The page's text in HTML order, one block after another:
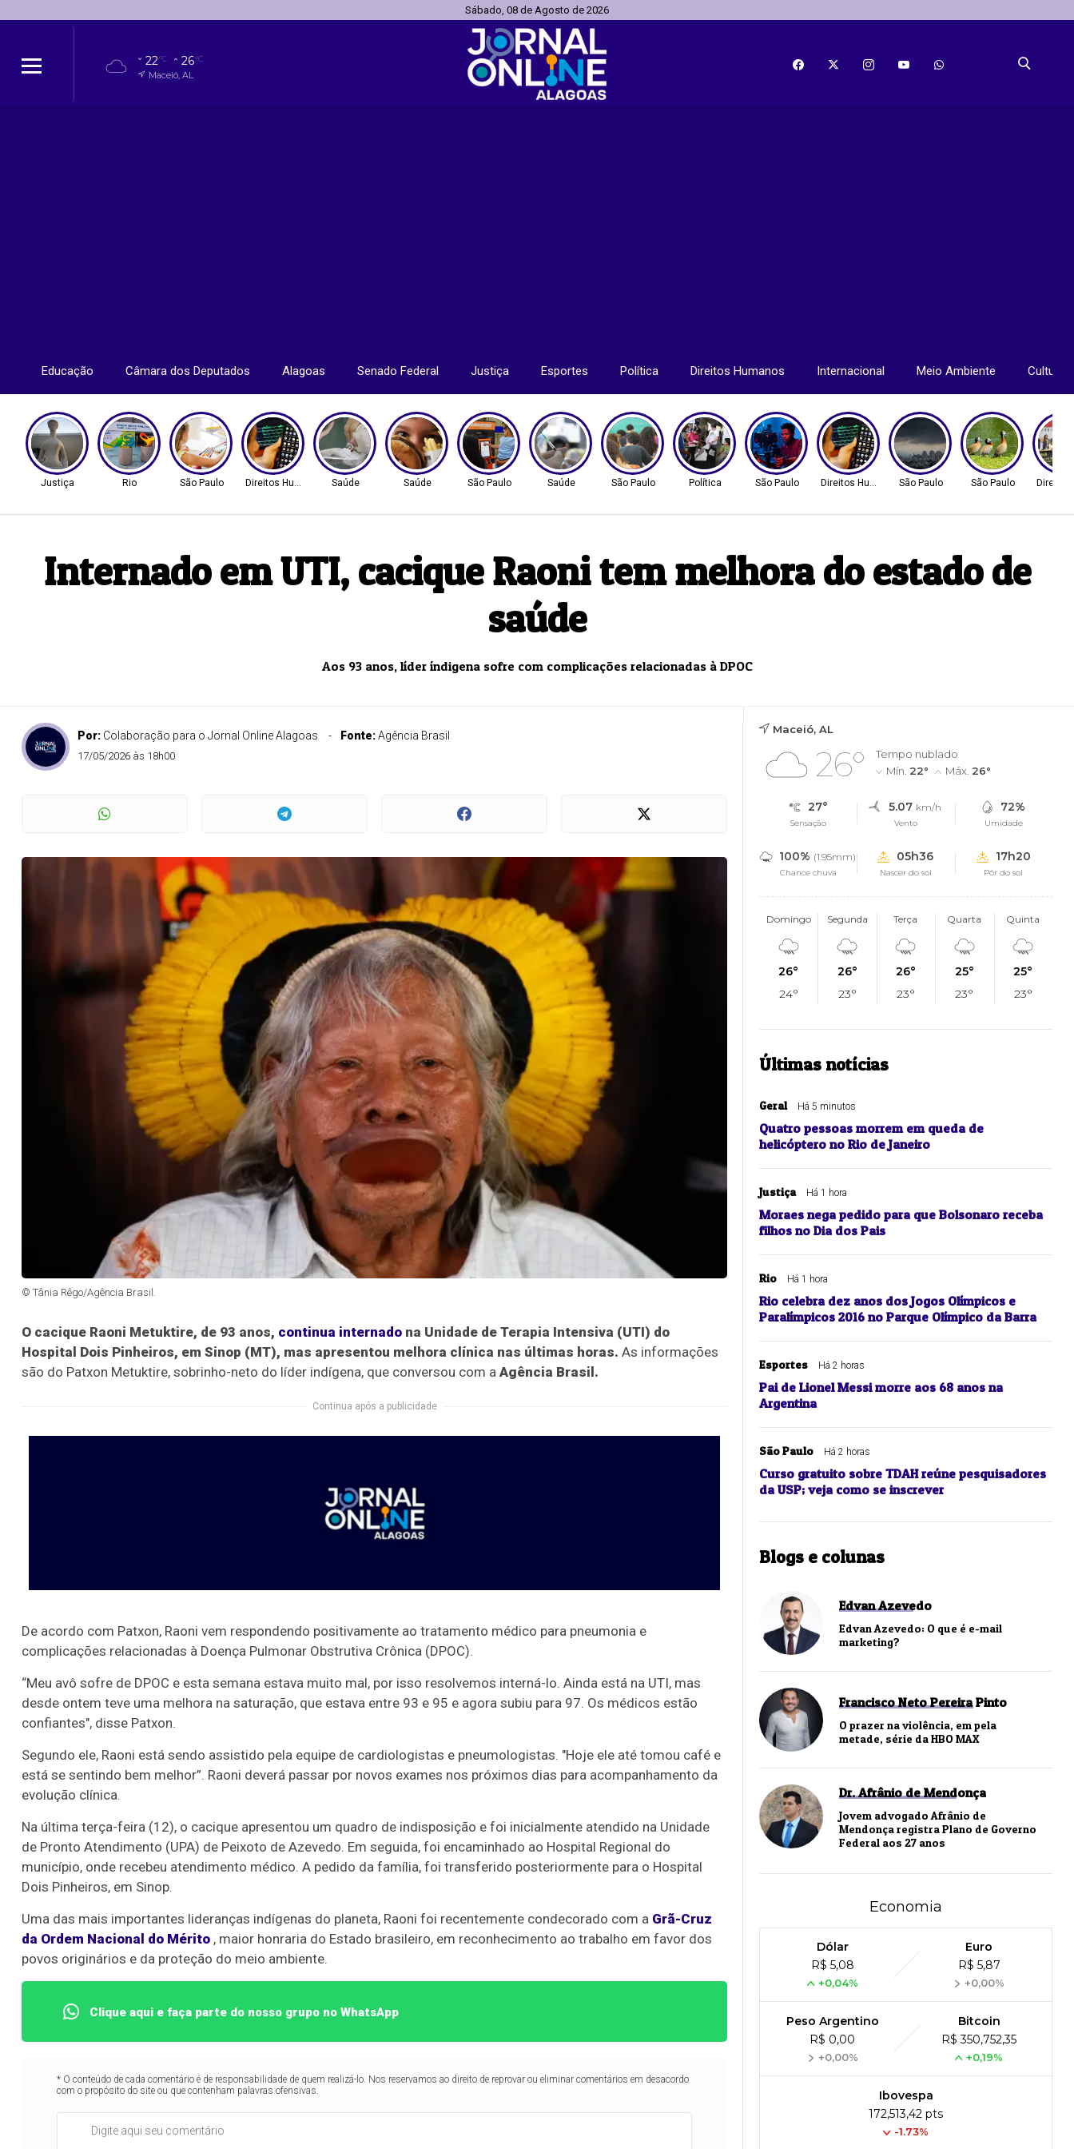
Sábado, 08 de Agosto de 2026
22°C 26°C
Maceió, AL
Educação Câmara dos Deputados Alagoas Senado Federal Justiça Esportes Política Direitos Humanos Internacional Meio Ambiente Cultura
Justiça Rio São Paulo Direitos Humanos Saúde Saúde São Paulo Saúde São Paulo Política São Paulo Direitos HumanosSão Paulo São Paulo Direitos
Internado em UTI, cacique Raoni tem melhora do estado de
saúde
Aos 93 anos, líder índigena sofre com complicações relacionadas à DPOC
Por: Colaboração para o Jornal Online Alagoas Fonte:Agência Brasil
17/05/2026 às 18h00
© Tânia Rêgo/Agência Brasil.
O cacique Raoni Metuktire, de 93 anos, continua internado na Unidade de Terapia Intensiva (UTI) do
Hospital Dois Pinheiros, em Sinop (MT), mas apresentou melhora clínica nas últimas horas. As informações
são do Patxon Metuktire, sobrinho-neto do líder indígena, que conversou com a Agência Brasil.
Continua após a publicidade
De acordo com Patxon, Raoni vem respondendo positivamente ao tratamento médico para pneumonia e
complicações relacionadas à Doença Pulmonar Obstrutiva Crônica (DPOC).
“Meu avô sofre de DPOC e esta semana estava muito mal, por isso resolvemos interná-lo. Ainda está na UTI, mas
desde ontem teve uma melhora na saturação, que estava entre 93 e 95 e agora subiu para 97. Os médicos estão
confiantes", disse Patxon.
Segundo ele, Raoni está sendo assistido pela equipe de cardiologistas e pneumologistas. "Hoje ele até tomou café e
está se sentindo bem melhor”. Raoni deverá passar por novos exames nos próximos dias para acompanhamento da
evolução clínica.
Na última terça-feira (12), o cacique apresentou um quadro de indisposição e foi inicialmente atendido na Unidade
de Pronto Atendimento (UPA) de Peixoto de Azevedo. Em seguida, foi encaminhado ao Hospital Regional do
município, onde recebeu atendimento médico. A pedido da família, foi transferido posteriormente para o Hospital
Dois Pinheiros, em Sinop.
Uma das mais importantes lideranças indígenas do planeta, Raoni foi recentemente condecorado com a Grã-Cruz
da Ordem Nacional do Mérito , maior honraria do Estado brasileiro, em reconhecimento ao trabalho em favor dos
povos originários e da proteção do meio ambiente.
Clique aqui e faça parte do nosso grupo no WhatsApp
* O conteúdo de cada comentário é de responsabilidade de quem realizá-lo. Nos reservamos ao direito de reprovar ou eliminar comentários em desacordo
com o propósito do site ou que contenham palavras ofensivas.
Maceió, AL
26°
Tempo nublado
Mín. 22° Máx. 26°
27°
Sensação
5.07 km/h
Vento
72%
Umidade
100% (1.95mm)
Chance chuva
05h36
Nascer do sol
17h20
Pôr do sol
Domingo
26°
24°
Segunda
26°
23°
Terça
26°
23°
Quarta
25°
23°
Quinta
25°
23°
Últimas notícias
Geral Há 5 minutos
Quatro pessoas morrem em queda de
helicóptero no Rio de Janeiro
Justiça Há 1 hora
Moraes nega pedido para que Bolsonaro receba
filhos no Dia dos Pais
Rio Há 1 hora
Rio celebra dez anos dos Jogos Olímpicos e
Paralímpicos 2016 no Parque Olímpico da Barra
Esportes Há 2 horas
Pai de Lionel Messi morre aos 68 anos na
Argentina
São Paulo Há 2 horas
Curso gratuito sobre TDAH reúne pesquisadores
da USP; veja como se inscrever
Blogs e colunas
Edvan Azevedo
Edvan Azevedo: O que é e-mail
marketing?
Francisco Neto Pereira Pinto
O prazer na violência, em pela
metade, série da HBO MAX
Dr. Afrânio de Mendonça
Jovem advogado Afrânio de
Mendonça registra Plano de Governo
Federal aos 27 anos
Economia
Dólar
R$ 5,08
+0,04%
Euro
R$ 5,87
+0,00%
Peso Argentino
R$ 0,00
+0,00%
Bitcoin
R$ 350,752,35
+0,19%
Ibovespa
172,513,42 pts
-1.73%